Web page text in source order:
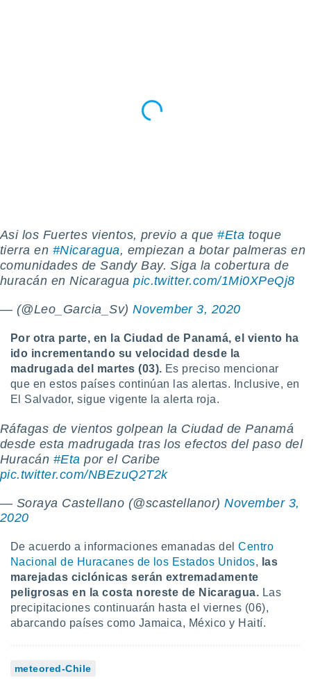
como
sitio
IP
de
posible
traten tus
interés
a lo que
Para
su
u
momento
en
en
en
de
un
Asi los Fuertes vientos, previo a que#Eta toque
tierra en #Nicaragua, empiezan a botar palmeras en
comunidades de Sandy Bay. Siga la cobertura de
huracán en Nicaraguapic.twitter.com/1Mi0XPeQj8
— (@Leo_Garcia_Sv)November 3, 2020
Por otra parte, en la Ciudad de Panamá, el viento ha
ido incrementando su velocidad desde la
madrugada del martes (03). Es preciso mencionar
que en estos países continúan las alertas. Inclusive, en
El Salvador, sigue vigente la alerta roja.
Ráfagas de vientos golpean la Ciudad de Panamá
desde esta madrugada tras los efectos del paso del
Huracán #Eta por el Caribe
pic.twitter.com/NBEzuQ2T2k
— Soraya Castellano (@scastellanor)November 3,
2020
De acuerdo a informaciones emanadas delCentro
Nacional de Huracanes de los Estados Unidos, las
marejadas ciclónicas serán extremadamente
peligrosas en la costa noreste de Nicaragua. Las
precipitaciones continuarán hasta el viernes (06),
abarcando países como Jamaica, México y Haití.
meteored-Chile